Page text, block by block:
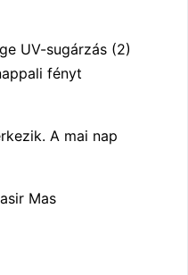
UV-sugárzás (2)
fényt
A mai nap
Mas